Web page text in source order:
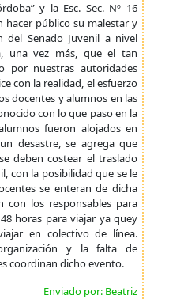
y la Esc. Sec. Nº 16
hacer público su malestar y
del Senado Juvenil a nivel
una vez más, que el tan
por nuestras autoridades
con la realidad, el esfuerzo
docentes y alumnos en las
con lo que paso en la
fueron alojados en
desastre, se agrega que
deben costear el traslado
con la posibilidad que se le
se enteran de dicha
los responsables para
horas para viajar ya quey
en colectivo de línea.
y la falta de
coordinan dicho evento.
Enviado por: Beatriz